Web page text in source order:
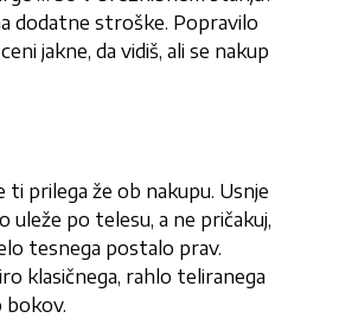
dodatne stroške. Popravilo
jakne, da vidiš, ali se nakup
ti prilega že ob nakupu. Usnje
uleže po telesu, a ne pričakuj,
tesnega postalo prav.
klasičnega, rahlo teliranega
bokov.